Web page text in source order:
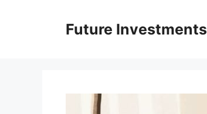
Future Investments